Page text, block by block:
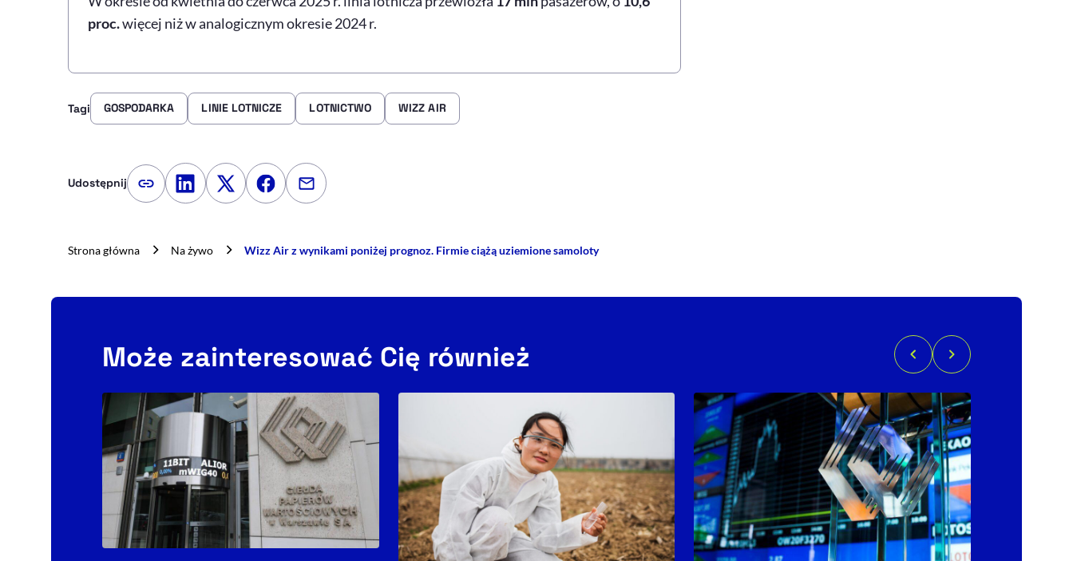
proc.więcej niż w analogicznym okresie 2024 r.
Tagi GOSPODARKA LINIE LOTNICZE LOTNICTWO WIZZ AIR
Udostępnij Kopiuj link artykułu
Udostępnij na LinkedIn
Udostępnij na Twitterze
Udostępnij na Facebooku
Udostępnij przez e-mail
Strona główna Na żywo Wizz Air z wynikami poniżej prognoz. Firmie ciążą uziemione samoloty
Może zainteresować Cię również